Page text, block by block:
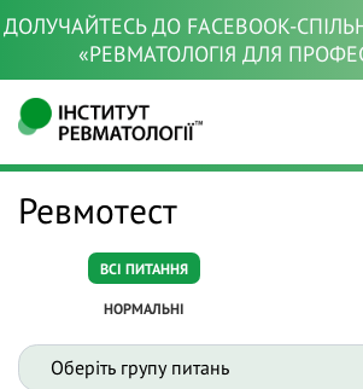
ДОЛУЧАЙТЕСЬ ДО FACEBOOK-
«РЕВМАТОЛОГІЯ ДЛЯ
Ревмотест
ВСІ ПИТАННЯ
НОРМАЛЬНІ